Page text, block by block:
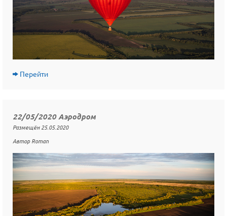
Перейти
22/05/2020 Аэродром
Размещён 25.05.2020
Автор Roman